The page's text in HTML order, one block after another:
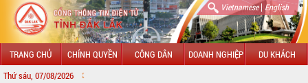
Vietnamese| English
TRANG CHỦ CHÍNH QUYỀN CÔNG DÂN DOANH NGHIỆP DU KHÁCH
Thứ sáu, 07/08/2026